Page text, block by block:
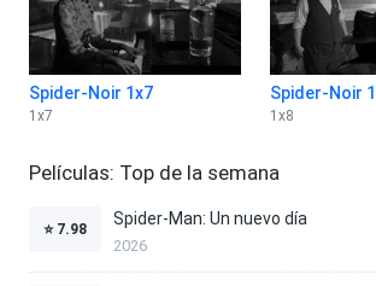
Spider-Noir 1x7
1 x7
Spider-Noir
1 x8
Películas: Top de la semana
⭐ 7.98
Spider-Man: Un nuevo día
2026